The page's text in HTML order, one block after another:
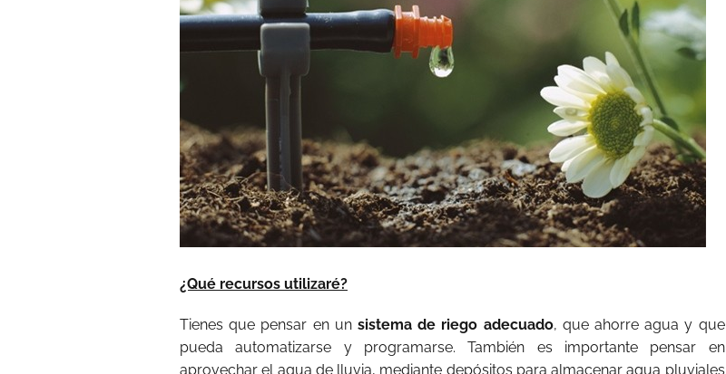
¿Qué recursos utilizaré?
Tienes que pensar en un sistema de riego adecuado, que ahorre agua y que
pueda automatizarse y programarse. También es importante pensar en
aprovechar el agua de lluvia, mediante depósitos para almacenar agua pluviales